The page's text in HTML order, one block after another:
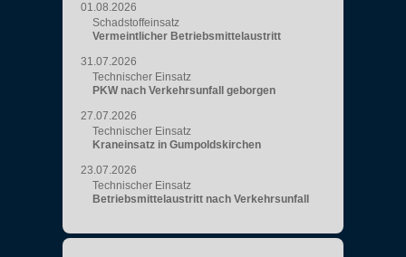
01.08.2026
Schadstoffeinsatz
Vermeintlicher Betriebsmittelaustritt
31.07.2026
Technischer Einsatz
PKW nach Verkehrsunfall geborgen
27.07.2026
Technischer Einsatz
Kraneinsatz in Gumpoldskirchen
23.07.2026
Technischer Einsatz
Betriebsmittelaustritt nach Verkehrsunfall